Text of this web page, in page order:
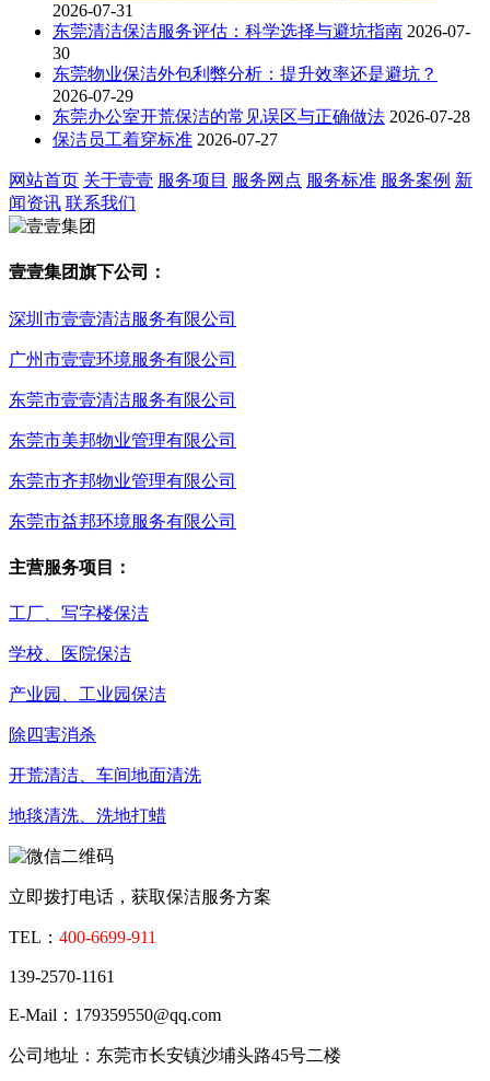
2026-07-31
东莞清洁保洁服务评估：科学选择与避坑指南 2026-07-
30
东莞物业保洁外包利弊分析：提升效率还是避坑？
2026-07-29
东莞办公室开荒保洁的常见误区与正确做法 2026-07-28
保洁员工着穿标准 2026-07-27
网站首页 关于壹壹 服务项目 服务网点 服务标准 服务案例 新
闻资讯 联系我们
壹壹集团旗下公司：
深圳市壹壹清洁服务有限公司
广州市壹壹环境服务有限公司
东莞市壹壹清洁服务有限公司
东莞市美邦物业管理有限公司
东莞市齐邦物业管理有限公司
东莞市益邦环境服务有限公司
主营服务项目：
工厂、写字楼保洁
学校、医院保洁
产业园、工业园保洁
除四害消杀
开荒清洁、车间地面清洗
地毯清洗、洗地打蜡
立即拨打电话，获取保洁服务方案
TEL： 400-6699-911
139-2570-1161
E-Mail：179359550@qq.com
公司地址：东莞市长安镇沙埔头路45号二楼